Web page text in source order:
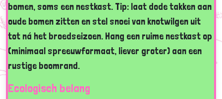
bomen, soms een nestkast. Tip: laat dode takken aan
oude bomen zitten en stel snoei van knotwilgen uit
tot ná het broedseizoen. Hang een ruime nestkast op
(minimaal spreeuwformaat, liever groter) aan een
rustige boomrand.
Ecologisch belang